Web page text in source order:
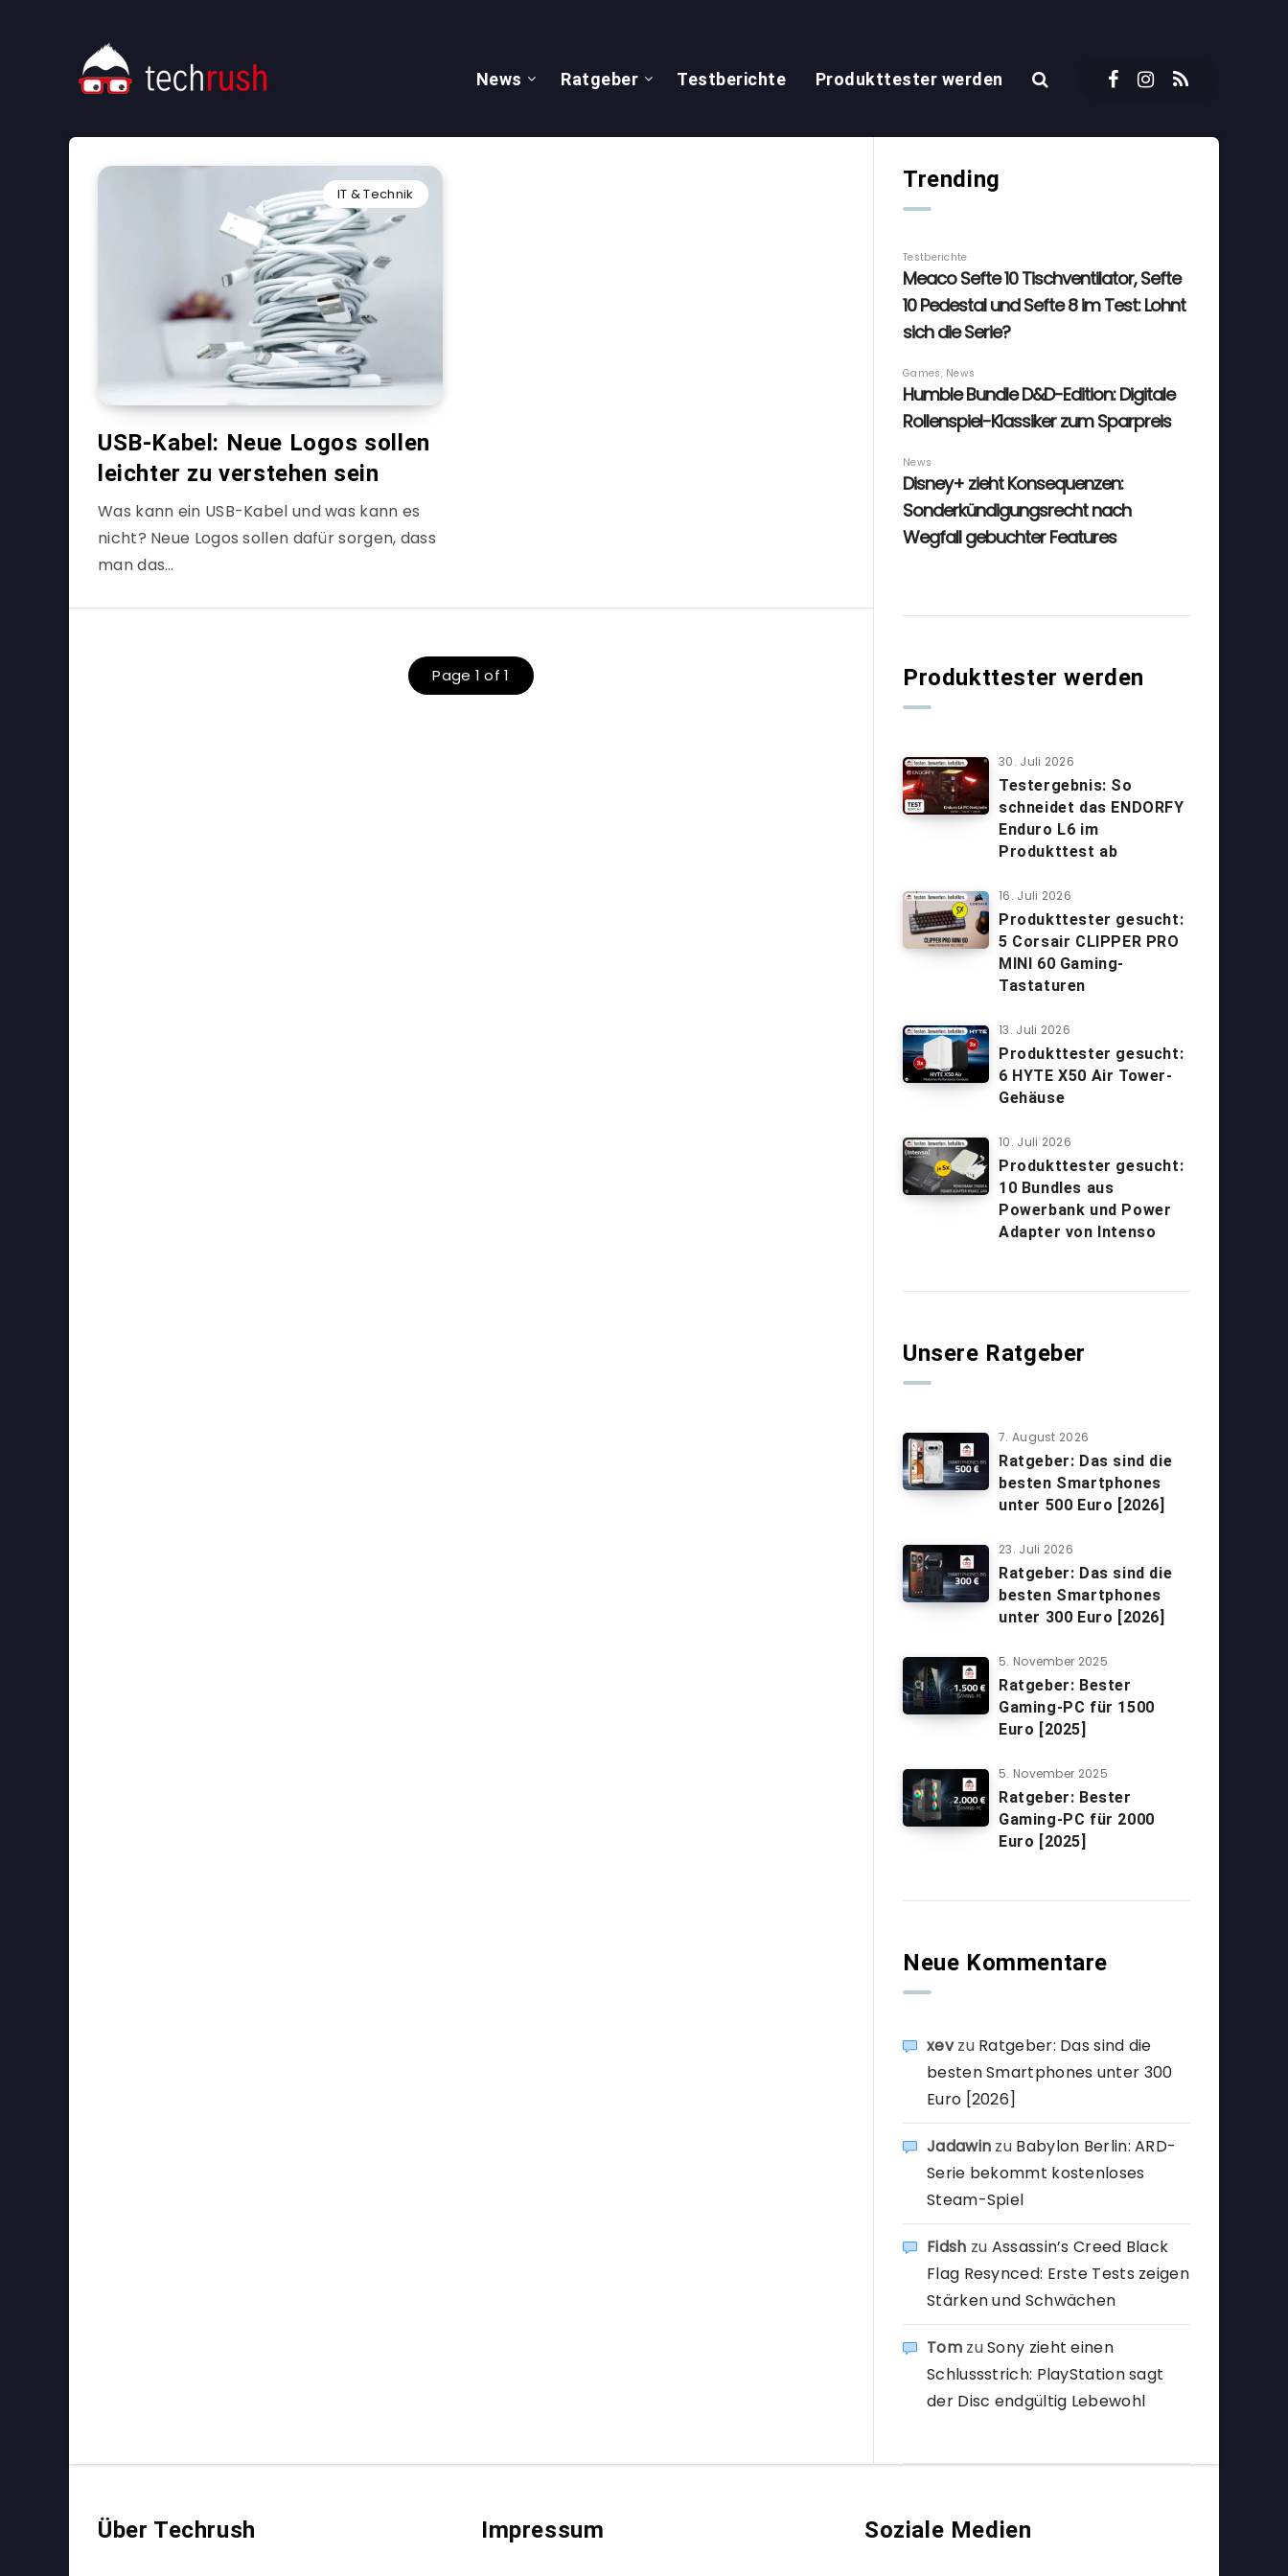
News Ratgeber Testberichte Produkttester werden
IT & Technik
USB-Kabel: Neue Logos sollen
leichter zu verstehen sein
Was kann ein USB-Kabel und was kann es
nicht? Neue Logos sollen dafür sorgen, dass
man das…
Page 1 of 1
Trending
Produkttester werden
30. Juli 2026
Testergebnis: So
schneidet das ENDORFY
Enduro L6 im
Produkttest ab
16. Juli 2026
Produkttester gesucht:
5 Corsair CLIPPER PRO
MINI 60 Gaming-
Tastaturen
13. Juli 2026
Produkttester gesucht:
6 HYTE X50 Air Tower-
Gehäuse
10. Juli 2026
Produkttester gesucht:
10 Bundles aus
Powerbank und Power
Adapter von Intenso
Unsere Ratgeber
7. August 2026
Ratgeber: Das sind die
besten Smartphones
unter 500 Euro [2026]
23. Juli 2026
Ratgeber: Das sind die
besten Smartphones
unter 300 Euro [2026]
5. November 2025
Ratgeber: Bester
Gaming-PC für 1500
Euro [2025]
5. November 2025
Ratgeber: Bester
Gaming-PC für 2000
Euro [2025]
Neue Kommentare
xevzu Ratgeber: Das sind die
besten Smartphones unter 300
Euro [2026]
Jadawin zu Babylon Berlin: ARD-
Serie bekommt kostenloses
Steam-Spiel
Fidsh zu Assassin’s Creed Black
Flag Resynced: Erste Tests zeigen
Stärken und Schwächen
TomzuSony zieht einen
Schlussstrich: PlayStation sagt
der Disc endgültig Lebewohl
Über Techrush Impressum Soziale Medien